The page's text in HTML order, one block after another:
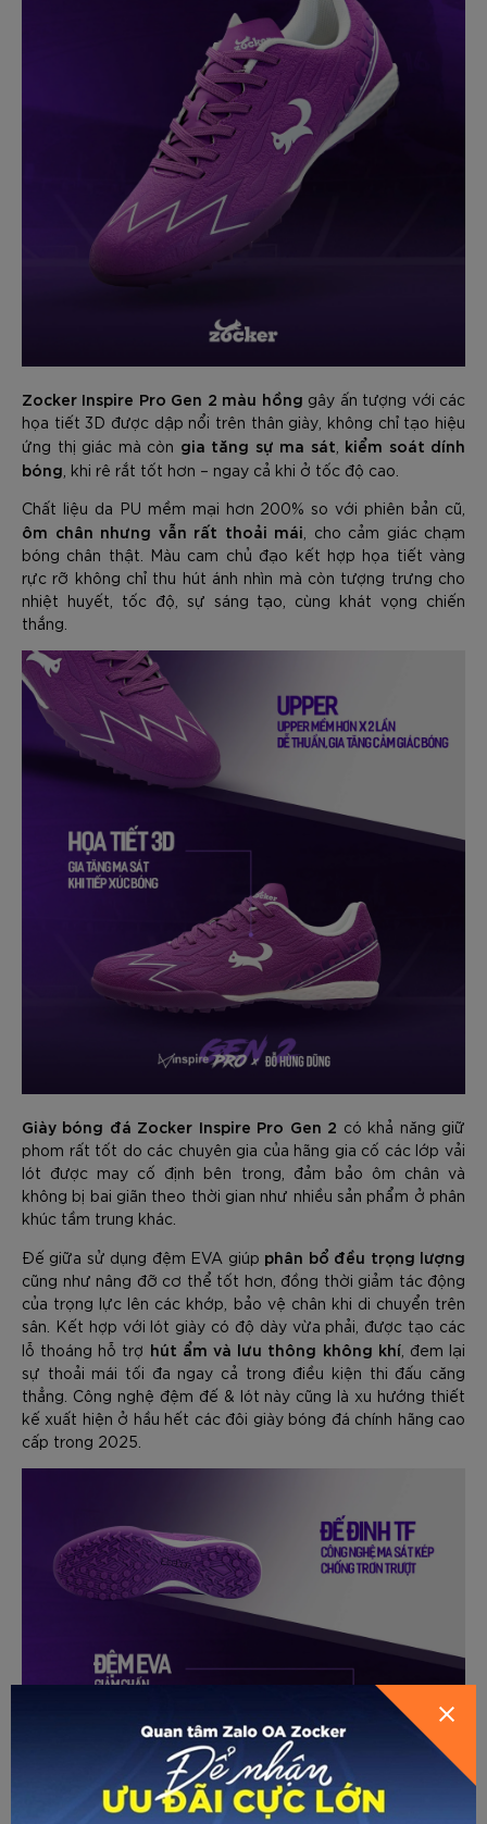
Zocker Inspire Pro Gen 2 màu hồng gây ấn tượng với các
họa tiết 3D được dập nổi trên thân giày, không chỉ tạo hiệu
ứng thị giác mà còn gia tăng sự ma sát kiểm soát dính
bóng , khi rê rắt tốt hơn – ngay cả khi ở tốc độ cao.
Chất liệu da PU mềm mại hơn 200% so với phiên bản cũ,
ôm chân nhưng vẫn rất thoải mái , cho cảm giác chạm
bóng chân thật. Màu cam chủ đạo kết hợp họa tiết vàng
rực rỡ không chỉ thu hút ánh nhìn mà còn tượng trưng cho
nhiệt huyết, tốc độ, sự sáng tạo, cùng khát vọng chiến
thắng.
Giày bóng đá Zocker Inspire Pro Gen 2 có khả năng giữ
phom rất tốt do các chuyên gia của hãng gia cố các lớp vải
lót được may cố định bên trong, đảm bảo ôm chân và
không bị bai giãn theo thời gian như nhiều sản phẩm ở phân
khúc tầm trung khác.
Đế giữa sử dụng đệm EVA giúp phân bổ đều trọng lượng
cũng như nâng đỡ cơ thể tốt hơn, đồng thời giảm tác động
của trọng lực lên các khớp, bảo vệ chân khi di chuyển trên
sân. Kết hợp với lót giày có độ dày vừa phải, được tạo các
lỗ thoáng hỗ trợ hút ẩm và lưu thông không khí, đem lại
sự thoải mái tối đa ngay cả trong điều kiện thi đấu căng
thẳng. Công nghệ đệm đế & lót này cũng là xu hướng thiết
kế xuất hiện ở hầu hết các đôi giày bóng đá chính hãng cao
cấp trong 2025.
GỬI THÔNG TIN ĐỂ ZOCKER TƯ
VẤN CHO BẠN